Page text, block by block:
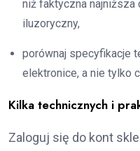
niż faktyczna najniższa
iluzoryczny,
porównaj specyfikacje
elektronice, a nie tylko
Kilka technicznych i
Zaloguj się do kont